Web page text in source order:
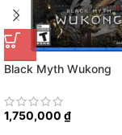
Black Myth Wukong
1,750,000 ₫